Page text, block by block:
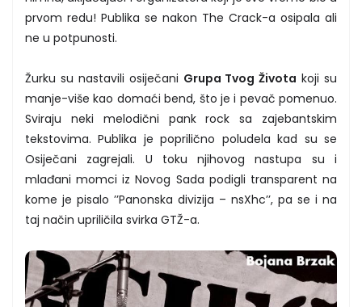
prvom redu! Publika se nakon The Crack-a osipala ali
ne u potpunosti.
Žurku su nastavili osiječani Grupa Tvog Života koji su
manje-više kao domaći bend, što je i pevač pomenuo.
Sviraju neki melodični pank rock sa zajebantskim
tekstovima. Publika je poprilično poludela kad su se
Osiječani zagrejali. U toku njihovog nastupa su i
mlađani momci iz Novog Sada podigli transparent na
kome je pisalo ’’Panonska divizija – nsXhc’’, pa se i na
taj način upriličila svirka GTŽ-a.